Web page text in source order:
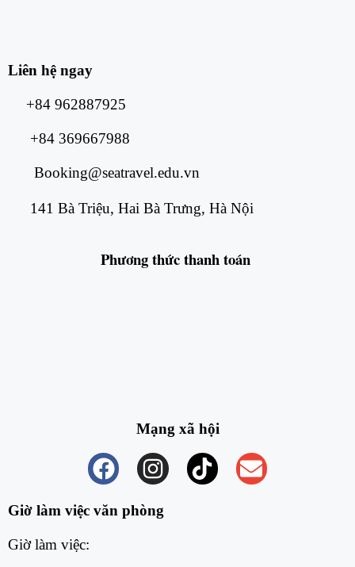
Liên hệ ngay
+84 962887925
+84 369667988
Booking@seatravel.edu.vn
141 Bà Triệu, Hai Bà Trưng, Hà Nội
Phương thứcthanh toán
Mạng xã hội
Giờ làm việc văn phòng
Giờ làm việc: